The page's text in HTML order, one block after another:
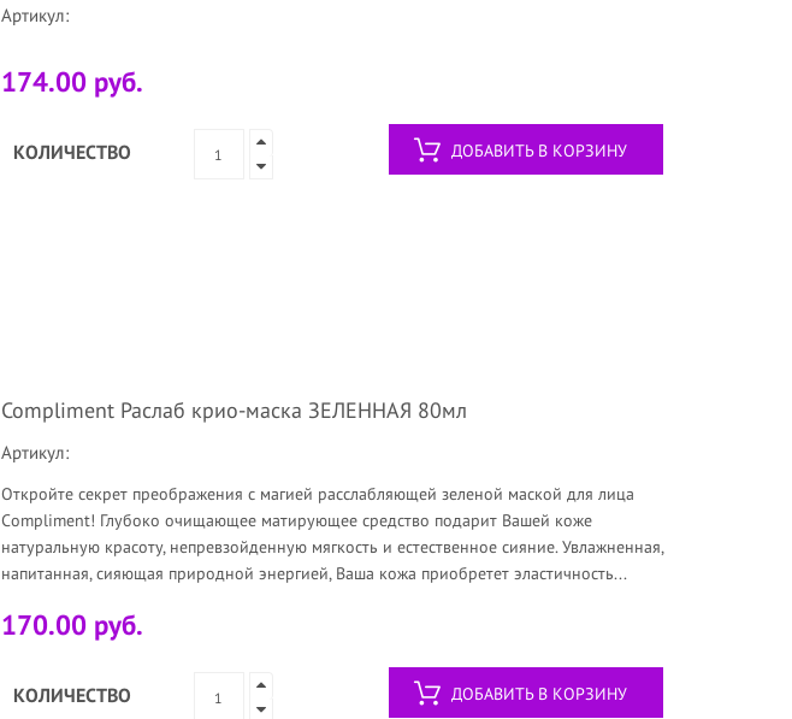
Артикул:
174.00 руб.
КОЛИЧЕСТВО ДОБАВИТЬ В КОРЗИНУ
Compliment Раслаб крио-маска ЗЕЛЕННАЯ 80мл
Артикул:
Откройте секрет преображения с магией расслабляющей зеленой маской для лица
Compliment! Глубоко очищающее матирующее средство подарит Вашей коже
натуральную красоту, непревзойденную мягкость и естественное сияние. Увлажненная,
напитанная, сияющая природной энергией, Ваша кожа приобретет эластичность...
170.00 руб.
КОЛИЧЕСТВО ДОБАВИТЬ В КОРЗИНУ